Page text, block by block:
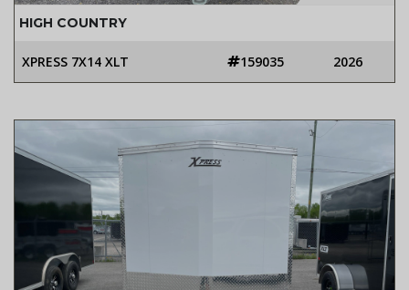
HIGH COUNTRY
XPRESS 7X14 XLT 159035 2026